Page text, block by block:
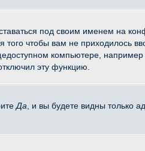
под своим именем на
чтобы вам не приходилось
компьютере, например
эту функцию.
Да , и вы будете видны только